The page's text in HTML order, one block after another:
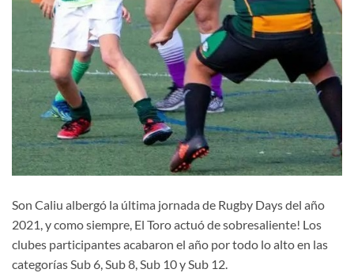
Son Caliu albergó la última jornada de Rugby Days del año
2021, y como siempre, El Toro actuó de sobresaliente! Los
clubes participantes acabaron el año por todo lo alto en las
categorías Sub 6, Sub 8, Sub 10 y Sub 12.